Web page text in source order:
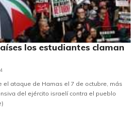
los estudiantes claman
el ataque de Hamas el 7 de octubre, más
del ejército israelí contra el pueblo